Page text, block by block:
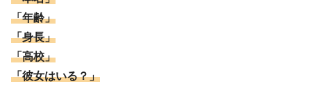
「年齢」
「身長」
「高校」
「彼女はいる？」